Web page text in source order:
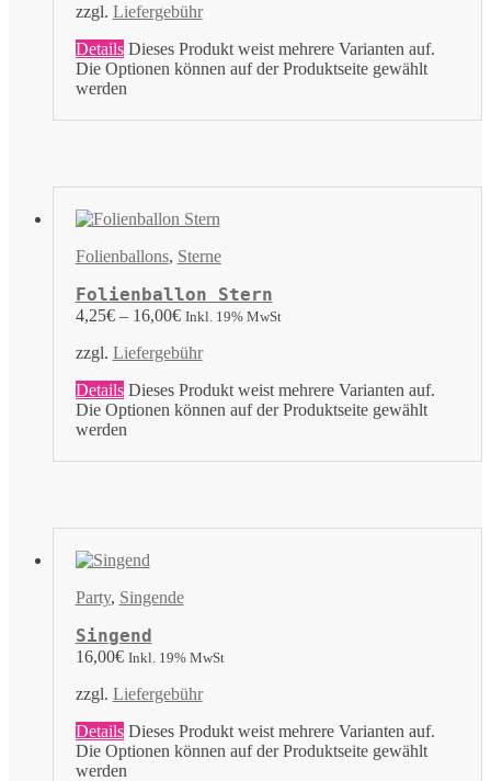
zzgl. Liefergebühr
Details Dieses Produkt weist mehrere Varianten auf.
Die Optionen können auf der Produktseite gewählt
werden
Folienballons, Sterne
Folienballon Stern
4,25€– 16,00€ Inkl. 19% MwSt
zzgl. Liefergebühr
Details Dieses Produkt weist mehrere Varianten auf.
Die Optionen können auf der Produktseite gewählt
werden
Party, Singende
Singend
16,00€ Inkl. 19% MwSt
zzgl. Liefergebühr
Details Dieses Produkt weist mehrere Varianten auf.
Die Optionen können auf der Produktseite gewählt
werden